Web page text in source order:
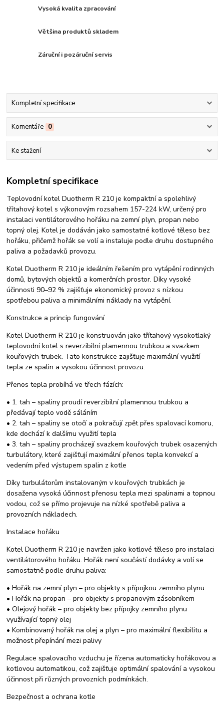
Vysoká kvalita zpracování
Většina produktů skladem
Záruční i pozáruční servis
Kompletní specifikace
Komentáře 0
Ke stažení
Kompletní specifikace
Teplovodní kotel Duotherm R 210 je kompaktní a spolehlivý
třítahový kotel s výkonovým rozsahem 157-224 kW, určený pro
instalaci ventilátorového hořáku na zemní plyn, propan nebo
topný olej. Kotel je dodáván jako samostatné kotlové těleso bez
hořáku, přičemž hořák se volí a instaluje podle druhu dostupného
paliva a požadavků provozu.
Kotel Duotherm R 210 je ideálním řešením pro vytápění rodinných
domů, bytových objektů a komerčních prostor. Díky vysoké
účinnosti 90–92 % zajišťuje ekonomický provoz s nízkou
spotřebou paliva a minimálními náklady na vytápění.
Konstrukce a princip fungování
Kotel Duotherm R 210 je konstruován jako třítahový vysokotlaký
teplovodní kotel s reverzibilní plamennou trubkou a svazkem
kouřových trubek. Tato konstrukce zajišťuje maximální využití
tepla ze spalin a vysokou účinnost provozu.
Přenos tepla probíhá ve třech fázích:
• 1. tah – spaliny proudí reverzibilní plamennou trubkou a
předávají teplo vodě sáláním
• 2. tah – spaliny se otočí a pokračují zpět přes spalovací komoru,
kde dochází k dalšímu využití tepla
• 3. tah – spaliny procházejí svazkem kouřových trubek osazených
turbulátory, které zajišťují maximální přenos tepla konvekcí a
vedením před výstupem spalin z kotle
Díky turbulátorům instalovaným v kouřových trubkách je
dosažena vysoká účinnost přenosu tepla mezi spalinami a topnou
vodou, což se přímo projevuje na nízké spotřebě paliva a
provozních nákladech.
Instalace hořáku
Kotel Duotherm R 210 je navržen jako kotlové těleso pro instalaci
ventilátorového hořáku. Hořák není součástí dodávky a volí se
samostatně podle druhu paliva:
• Hořák na zemní plyn – pro objekty s přípojkou zemního plynu
• Hořák na propan – pro objekty s propanovým zásobníkem
• Olejový hořák – pro objekty bez přípojky zemního plynu
využívající topný olej
• Kombinovaný hořák na olej a plyn – pro maximální flexibilitu a
možnost přepínání mezi palivy
Regulace spalovacího vzduchu je řízena automaticky hořákovou a
kotlovou automatikou, což zajišťuje optimální spalování a vysokou
účinnost při různých provozních podmínkách.
Bezpečnost a ochrana kotle